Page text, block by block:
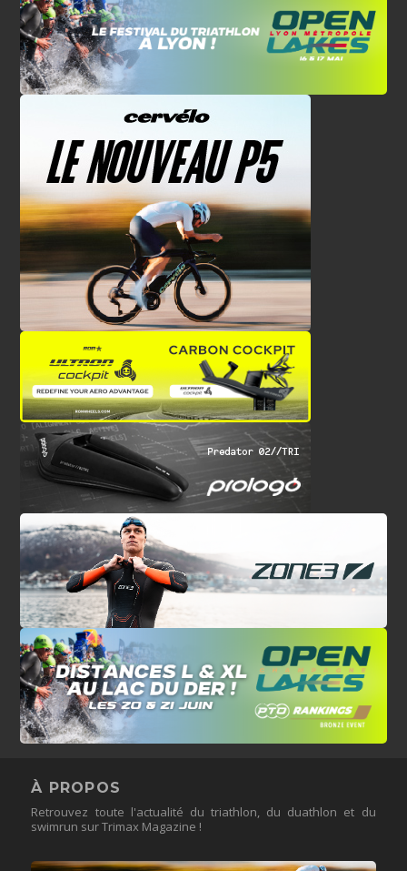
À PROPOS
Retrouvez toute l'actualité du triathlon, du duathlon et du
swimrun sur Trimax Magazine !